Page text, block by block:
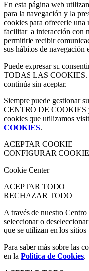
En esta página web
para la navegación y la
cookies para ofrecerle una
facilitar la interacción con
permitirle recibir
sus hábitos de navegación
Puede expresar su
TODAS LAS COOKIES.
continúa sin aceptar.
Siempre puede gestionar
CENTRO DE COOKIES
cookies que utilizamos
COOKIES.
ACEPTAR COOKIE
CONFIGURAR COOKIE
Cookie Center
ACEPTAR TODO
RECHAZAR TODO
A través de nuestro
seleccionar o
que se utilizan en los sitios
Para saber más sobre las
en la Politica de Cookies.